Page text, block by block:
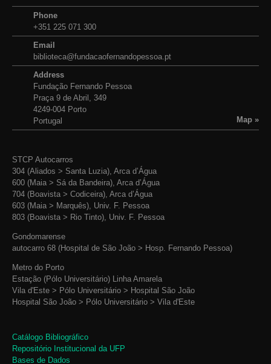
Phone
+351 225 071 300
Email
biblioteca@fundacaofernandopessoa.pt
Address
Fundação Fernando Pessoa
Praça 9 de Abril, 349
4249-004 Porto
Portugal
Map »
STCP Autocarros
304 (Aliados > Santa Luzia), Arca d’Água
600 (Maia > Sá da Bandeira), Arca d’Água
704 (Boavista > Codiceira), Arca d’Água
603 (Maia > Marquês), Univ. F. Pessoa
803 (Boavista > Rio Tinto), Univ. F. Pessoa
Gondomarense
autocarro 68 (Hospital de São João > Hosp. Fernando Pessoa)
Metro do Porto
Estação (Pólo Universitário) Linha Amarela
Vila d'Este > Pólo Universitário > Hospital São João
Hospital São João > Pólo Universitário > Vila d'Este
Catálogo Bibliográfico
Repositório Institucional da UFP
Bases de Dados